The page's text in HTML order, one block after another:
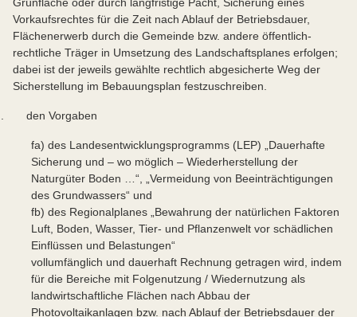
Vorkaufsrechtes für die Zeit nach Ablauf der Betriebsdauer,
Flächenerwerb durch die Gemeinde bzw. andere öffentlich-
rechtliche Träger in Umsetzung des Landschaftsplanes erfolgen;
dabei ist der jeweils gewählte rechtlich abgesicherte Weg der
Sicherstellung im Bebauungsplan festzuschreiben.
den Vorgaben
fa) des Landesentwicklungsprogramms (LEP) „Dauerhafte
Sicherung und – wo möglich – Wiederherstellung der
Naturgüter Boden …“, „Vermeidung von Beeinträchtigungen
des Grundwassers“ und
fb) des Regionalplanes „Bewahrung der natürlichen Faktoren
Luft, Boden, Wasser, Tier- und Pflanzenwelt vor schädlichen
Einflüssen und Belastungen“
vollumfänglich und dauerhaft Rechnung getragen wird, indem
für die Bereiche mit Folgenutzung / Wiedernutzung als
landwirtschaftliche Flächen nach Abbau der
Photovoltaikanlagen bzw. nach Ablauf der Betriebsdauer der